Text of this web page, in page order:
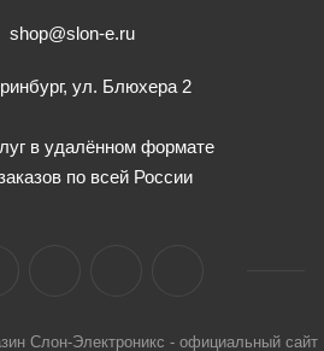
shop@slon-e.ru
ул. Блюхера 2
в удалённом формате
по всей России
Слон-Электроникс - официальный сайт